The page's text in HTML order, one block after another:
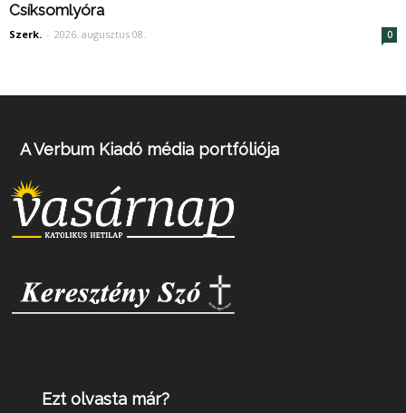
Csíksomlyóra
Szerk. - 2026. augusztus 08. 0
A Verbum Kiadó média portfóliója
Ezt olvasta már?